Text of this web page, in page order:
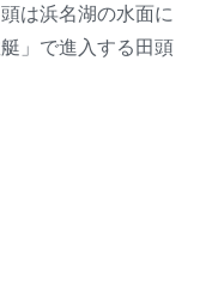
は浜名湖の水面に
」で進入する田頭